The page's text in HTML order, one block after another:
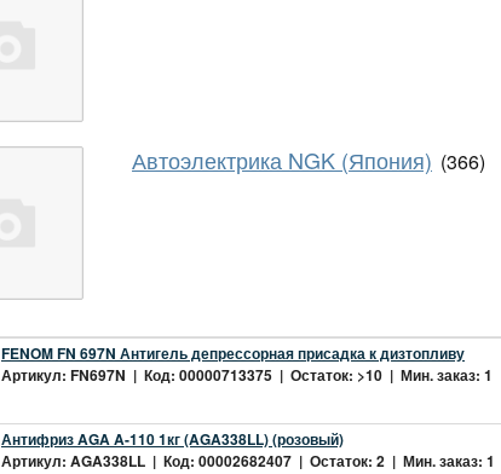
Автоэлектрика NGK (Япония) (366)
FENOM FN 697N Антигель депрессорная присадка к дизтопливу
Артикул: FN697N | Код: 00000713375 | Остаток: >10 | Мин. заказ: 1
Антифриз AGA A-110 1кг (AGA338LL) (розовый)
Артикул: AGA338LL | Код: 00002682407 | Остаток: 2 | Мин. заказ: 1